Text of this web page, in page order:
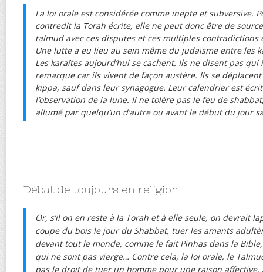
La loi orale est considérée comme inepte et subversive.
contredit la Torah écrite, elle ne peut donc être de
talmud avec ces disputes et ces multiples
Une lutte a eu lieu au sein même du judaïsme entre les
Les karaïtes aujourd’hui se cachent. Ils ne disent pas qui
remarque car ils vivent de façon austère. Ils se
kippa, sauf dans leur synagogue. Leur calendrier est
l’observation de la lune. Il ne tolère pas le feu de
allumé par quelqu’un d’autre ou avant le début du jour
Débat de toujours en religion
Or, s’il on en reste à la Torah et à elle seule, on devrait
coupe du bois le jour du Shabbat, tuer les amants
devant tout le monde, comme le fait Pinhas dans la
qui ne sont pas vierge… Contre cela, la loi orale, le
pas le droit de tuer un homme pour une raison affective.